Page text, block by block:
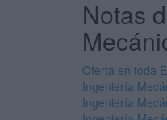
Notas
Oferta en toda
Ingeniería
Ingeniería